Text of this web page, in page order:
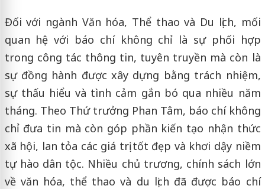
Đối với ngành Văn hóa, Thể thao và Du lịch, mối
quan hệ với báo chí không chỉ là sự phối hợp
trong công tác thông tin, tuyên truyền mà còn là
sự đồng hành được xây dựng bằng trách nhiệm,
sự thấu hiểu và tình cảm gắn bó qua nhiều năm
tháng. Theo Thứ trưởng Phan Tâm, báo chí không
chỉ đưa tin mà còn góp phần kiến tạo nhận thức
xã hội, lan tỏa các giá trị tốt đẹp và khơi dậy niềm
tự hào dân tộc. Nhiều chủ trương, chính sách lớn
về văn hóa, thể thao và du lịch đã được báo chí